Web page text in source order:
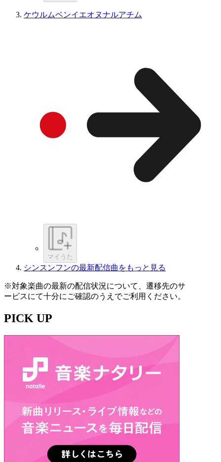
ケウルムベンイエオヌナルアチム
マイうた
シンスンフンの最新配信曲をもっと見る
※対象楽曲の最新の配信状況について、遷移先のサ
ービスにて十分にご確認のうえでご利用ください。
PICK UP